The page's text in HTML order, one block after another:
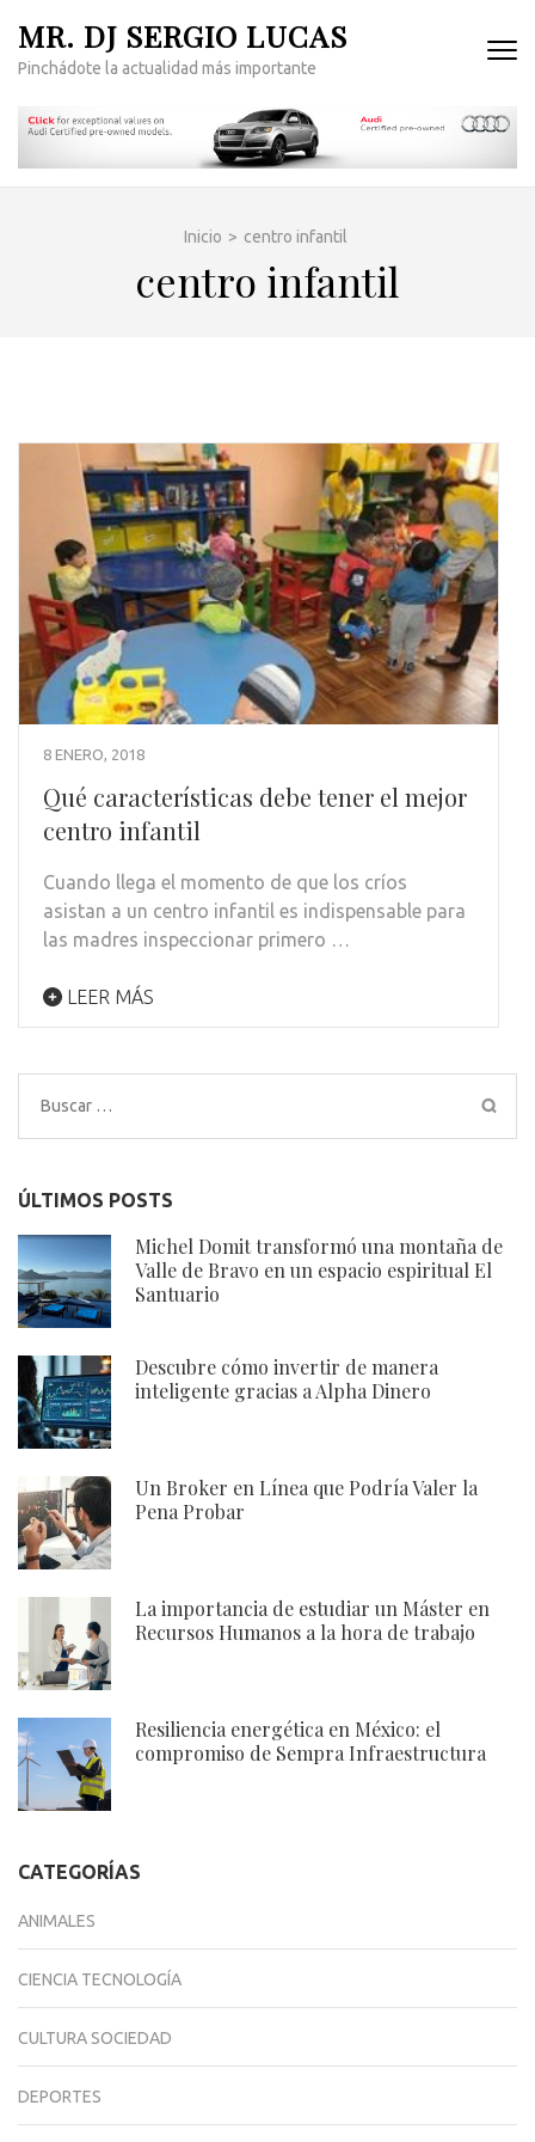
contenido
MR. DJ SERGIO LUCAS
Pinchádote la actualidad más importante
Inicio > centro infantil
centro infantil
8 ENERO, 2018
Qué características debe tener el mejor
centro infantil
Cuando llega el momento de que los críos
asistan a un centro infantil es indispensable para
las madres inspeccionar primero …
LEER MÁS
Buscar:
ÚLTIMOS POSTS
Michel Domit transformó una montaña de
Valle de Bravo en un espacio espiritual El
Santuario
Descubre cómo invertir de manera
inteligente gracias a Alpha Dinero
Un Broker en Línea que Podría Valer la
Pena Probar
La importancia de estudiar un Máster en
Recursos Humanos a la hora de trabajo
Resiliencia energética en México: el
compromiso de Sempra Infraestructura
CATEGORÍAS
ANIMALES
CIENCIA TECNOLOGÍA
CULTURA SOCIEDAD
DEPORTES